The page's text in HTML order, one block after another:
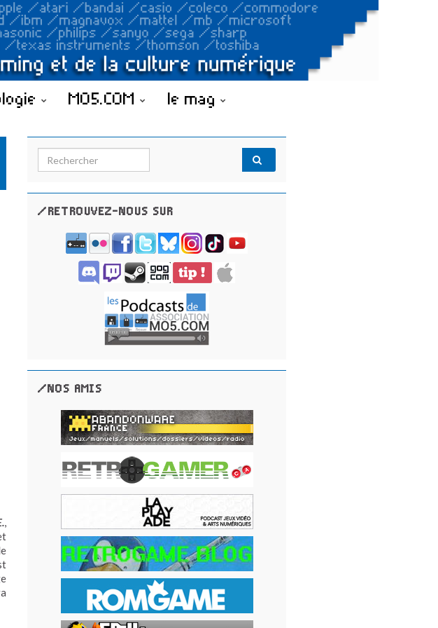
MO5.COM le mag
,
Search for:
/RETROUVEZ-NOUS SUR
/NOS AMIS